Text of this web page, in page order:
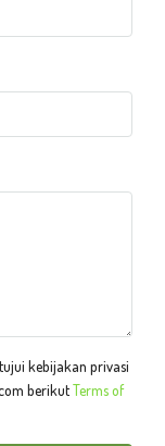
kebijakan privasi
berikutTerms of